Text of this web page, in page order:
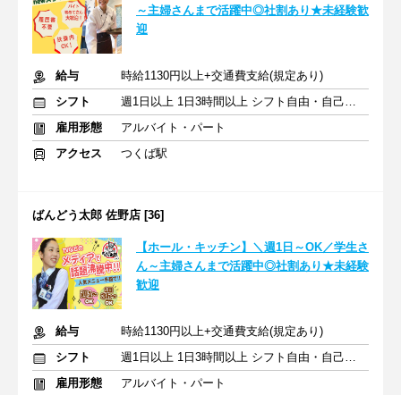
～主婦さんまで活躍中◎社割あり★未経験歓
迎
給与
時給1130円以上+交通費支給(規定あり)
シフト
週1日以上 1日3時間以上 シフト自由・自己申告
雇用形態
アルバイト・パート
アクセス
つくば駅
ばんどう太郎 佐野店 [36]
【ホール・キッチン】＼週1日～OK／学生さ
ん～主婦さんまで活躍中◎社割あり★未経験
歓迎
給与
時給1130円以上+交通費支給(規定あり)
シフト
週1日以上 1日3時間以上 シフト自由・自己申告
雇用形態
アルバイト・パート